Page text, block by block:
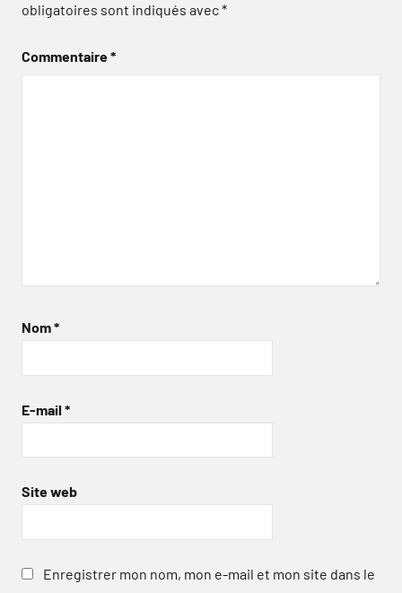
obligatoires sont indiqués avec*
Commentaire*
Nom*
E-mail *
Site web
Enregistrer mon nom, mon e-mail et mon site dans le